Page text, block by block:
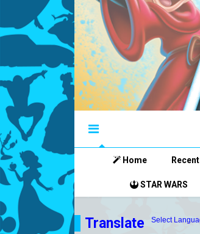
Home
STAR WARS
Translate Select